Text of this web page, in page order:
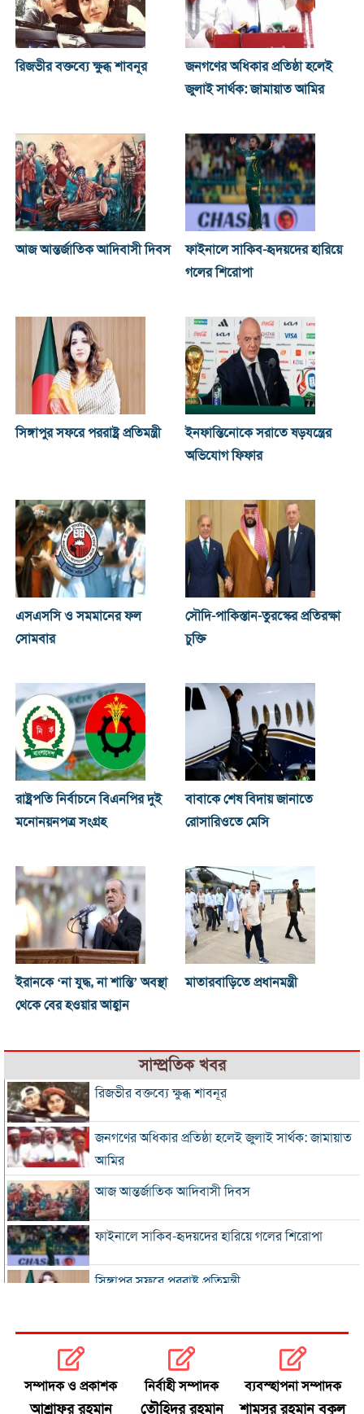
রিজভীর বক্তব্যে ক্ষুব্ধ শাবনূর
জনগণের অধিকার প্রতিষ্ঠা হলেই
জুলাই সার্থক: জামায়াত আমির
আজ আন্তর্জাতিক আদিবাসী দিবস
ফাইনালে সাকিব-হৃদয়দের হারিয়ে
গলের শিরোপা
সিঙ্গাপুর সফরে পররাষ্ট্র প্রতিমন্ত্রী
ইনফান্তিনোকে সরাতে ষড়যন্ত্রের
অভিযোগ ফিফার
এসএসসি ও সমমানের ফল
সোমবার
সৌদি-পাকিস্তান-তুরস্কের প্রতিরক্ষা
চুক্তি
রাষ্ট্রপতি নির্বাচনে বিএনপির দুই
মনোনয়নপত্র সংগ্রহ
বাবাকে শেষ বিদায় জানাতে
রোসারিওতে মেসি
ইরানকে ‘না যুদ্ধ, না শান্তি’ অবস্থা
থেকে বের হওয়ার আহ্বান
মাতারবাড়িতে প্রধানমন্ত্রী
সাম্প্রতিক খবর
রিজভীর বক্তব্যে ক্ষুব্ধ শাবনূর
জনগণের অধিকার প্রতিষ্ঠা হলেই জুলাই সার্থক: জামায়াত
আমির
আজ আন্তর্জাতিক আদিবাসী দিবস
ফাইনালে সাকিব-হৃদয়দের হারিয়ে গলের শিরোপা
সিঙ্গাপুর সফরে পররাষ্ট্র প্রতিমন্ত্রী
এসএসসি ও সমমানের ফল সোমবার
সম্পাদক ও প্রকাশক
আশ্রাফুর রহমান
নির্বাহী সম্পাদক
তৌহিদুর রহমান
ব্যবস্হাপনা সম্পাদক
শামসুর রহমান বকুল